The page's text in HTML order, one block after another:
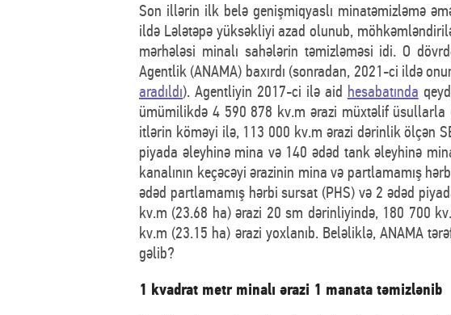
Son illərin ilk belə genişmiqyaslı minatəmizləmə
ildə Lələtəpə yüksəkliyi azad olunub,
mərhələsi minalı sahələrin təmizləməsi idi. O
Agentlik (ANAMA) baxırdı (sonradan, 2021-ci ildə
aradıldı). Agentliyin 2017-ci ilə aid hesabatında
ümümilikdə 4 590 878 kv.m ərazi müxtəlif
itlərin köməyi ilə, 113 000 kv.m ərazi dərinlik ölçən
piyada əleyhinə mina və 140 ədəd tank əleyhinə
kanalının keçəcəyi ərazinin mina və partlamamış
ədəd partlamamış hərbi sursat (PHS) və 2 ədəd
kv.m (23.68 ha) ərazi 20 sm dərinliyində, 180 700
kv.m (23.15 ha) ərazi yoxlanıb. Beləliklə, ANAMA
gəlib?
1 kvadrat metr minalı ərazi 1 manata təmizlənib